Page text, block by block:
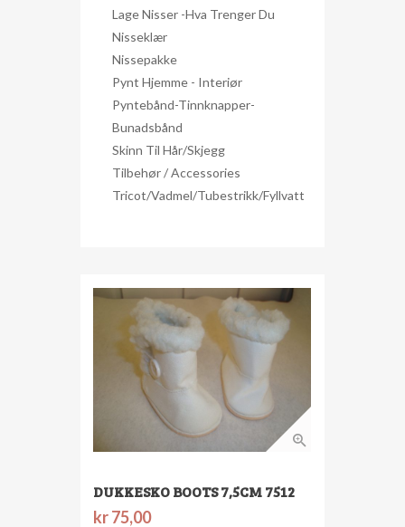
Lage Nisser -hva Trenger Du
Nisseklær
Nissepakke
Pynt Hjemme - Interiør
Pyntebånd-Tinnknapper-
Bunadsbånd
Skinn Til Hår/skjegg
Tilbehør / Accessories
Tricot/Vadmel/Tubestrikk/Fyllvatt
DUKKESKO BOOTS 7,5CM 7512
kr75,00